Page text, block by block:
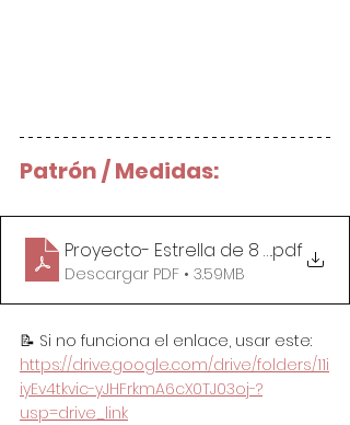
Patrón / Medidas:
Proyecto- Estrella de 8 Puntas
.pdf
Descargar PDF • 3.59MB
📝 Si no funciona el enlace, usar este:
https://drive.google.com/drive/folders/11i
iyEv4tkvic-yJHFrkmA6cX0TJ03oj-?
usp=drive_link